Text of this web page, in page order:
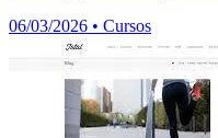
06/03/2026 • Cursos